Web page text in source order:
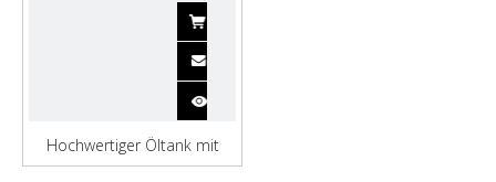
Hochwertiger Öltank mit
kurzem Bauzyklus für Schiffe